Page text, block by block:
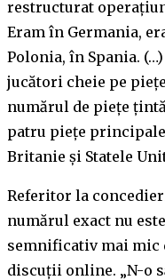
restructurat
Eram în Germania,
Polonia, în Spania.
jucători cheie pe
numărul de piețe
patru piețe
Britanie și Statele
Referitor la
numărul exact nu
semnificativ mai mic
discuții online. „N-o